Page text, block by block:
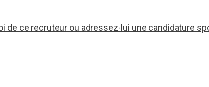
de ce recruteur ou adressez-lui une candidature